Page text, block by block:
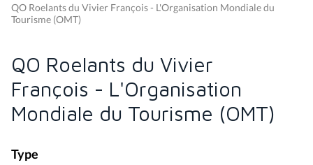
QO Roelants du Vivier François - L'Organisation Mondiale du
Tourisme (OMT)
QO Roelants du Vivier
François - L'Organisation
Mondiale du Tourisme (OMT)
Type